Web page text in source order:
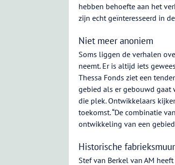
hebben behoefte aan het
zijn echt geïnteresseerd in
Niet meer anoniem
Soms liggen de verhalen
neemt. Er is altijd iets
Thessa Fonds ziet een
gebied als er gebouwd gaat
die plek. Ontwikkelaars
toekomst. “De combinatie
ontwikkeling van een
Historische
Stef van Berkel van AM